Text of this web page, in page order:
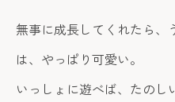
無事に成長してくれたら、
は、やっぱり可愛い。
いっしょに遊べば、たのし